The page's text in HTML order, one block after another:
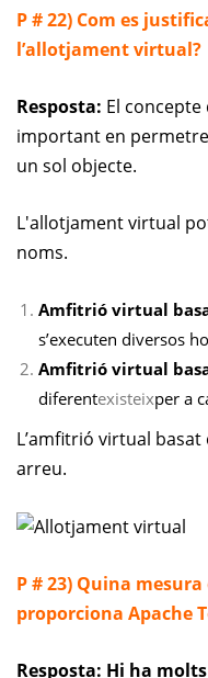
P # 22) Com es
l’allotjament virtual?
Resposta: El
important en
un sol objecte.
L'allotjament virtual
noms.
Amfitrió virtual
s’executen diversos
Amfitrió virtual
diferentexisteixper a
L’amfitrió virtual
arreu.
P # 23) Quina
proporciona Apache
Resposta: Hi ha